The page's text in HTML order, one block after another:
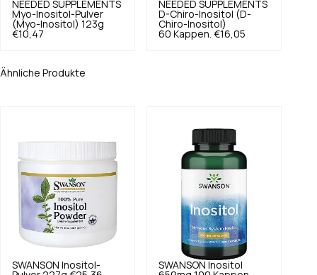
NEEDED SUPPLEMENTS
Myo-Inositol-Pulver
(Myo-Inositol) 123g
€10,47
NEEDED SUPPLEMENTS
D-Chiro-Inositol (D-
Chiro-Inositol)
60 Kappen. €16,05
Ähnliche Produkte
SWANSON Inositol-
SWANSON Inositol